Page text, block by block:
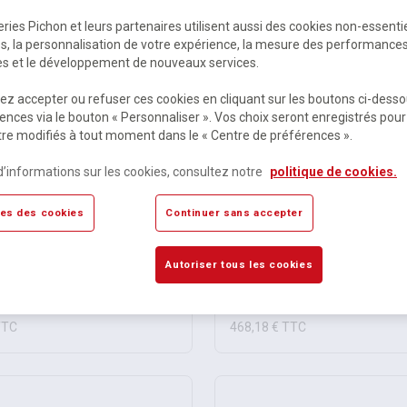
jardin
Brouette levage
Sur commande
468,18 € TTC
Pichon et leurs partenaires utilisent aussi des cookies non-
la personnalisation de votre expérience, la mesure des
et le développement de nouveaux services.
accepter ou refuser ces cookies en cliquant sur les boutons ci-
via le bouton « Personnaliser ». Vos choix seront enregistrés
modifiés à tout moment dans le « Centre de préférences ».
sur les cookies, consultez notre politique de cookies.
des cookies Continuer sans accepter
Autoriser tous les cookies